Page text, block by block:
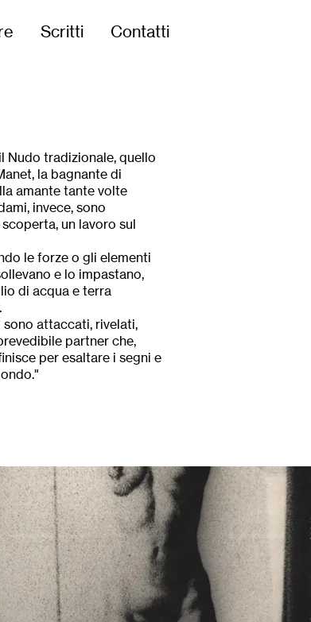
Scritti Contatti
Nudo tradizionale, quello
la bagnante di
amante tante volte
invece, sono
un lavoro sul
le forze o gli elementi
e lo impastano,
di acqua e terra
attaccati, rivelati,
partner che,
per esaltare i segni e